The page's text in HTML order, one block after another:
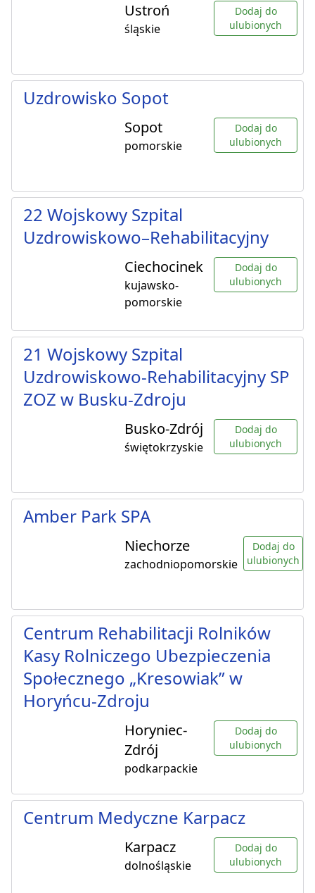
Ustroń
śląskie
Dodaj do
ulubionych
Uzdrowisko Sopot
Sopot
pomorskie
Dodaj do
ulubionych
22 Wojskowy Szpital
Uzdrowiskowo–Rehabilitacyjny
Ciechocinek
kujawsko-
pomorskie
Dodaj do
ulubionych
21 Wojskowy Szpital
Uzdrowiskowo-Rehabilitacyjny SP
ZOZ w Busku-Zdroju
Busko-Zdrój
świętokrzyskie
Dodaj do
ulubionych
Amber Park SPA
Niechorze
zachodniopomorskie
Dodaj do
ulubionych
Centrum Rehabilitacji Rolników
Kasy Rolniczego Ubezpieczenia
Społecznego „Kresowiak” w
Horyńcu-Zdroju
Horyniec-
Zdrój
podkarpackie
Dodaj do
ulubionych
Centrum Medyczne Karpacz
Karpacz
dolnośląskie
Dodaj do
ulubionych